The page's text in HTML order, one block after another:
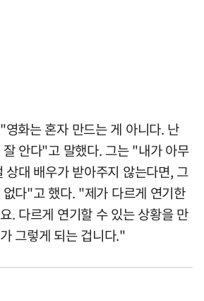
화는 혼자 만드는 게 아니다. 난
안다"고 말했다. 그는 "내가 아무
상대 배우가 받아주지 않는다면, 그
다"고 했다. "제가 다르게 연기한
. 다르게 연기할 수 있는 상황을 만
그렇게 되는 겁니다."